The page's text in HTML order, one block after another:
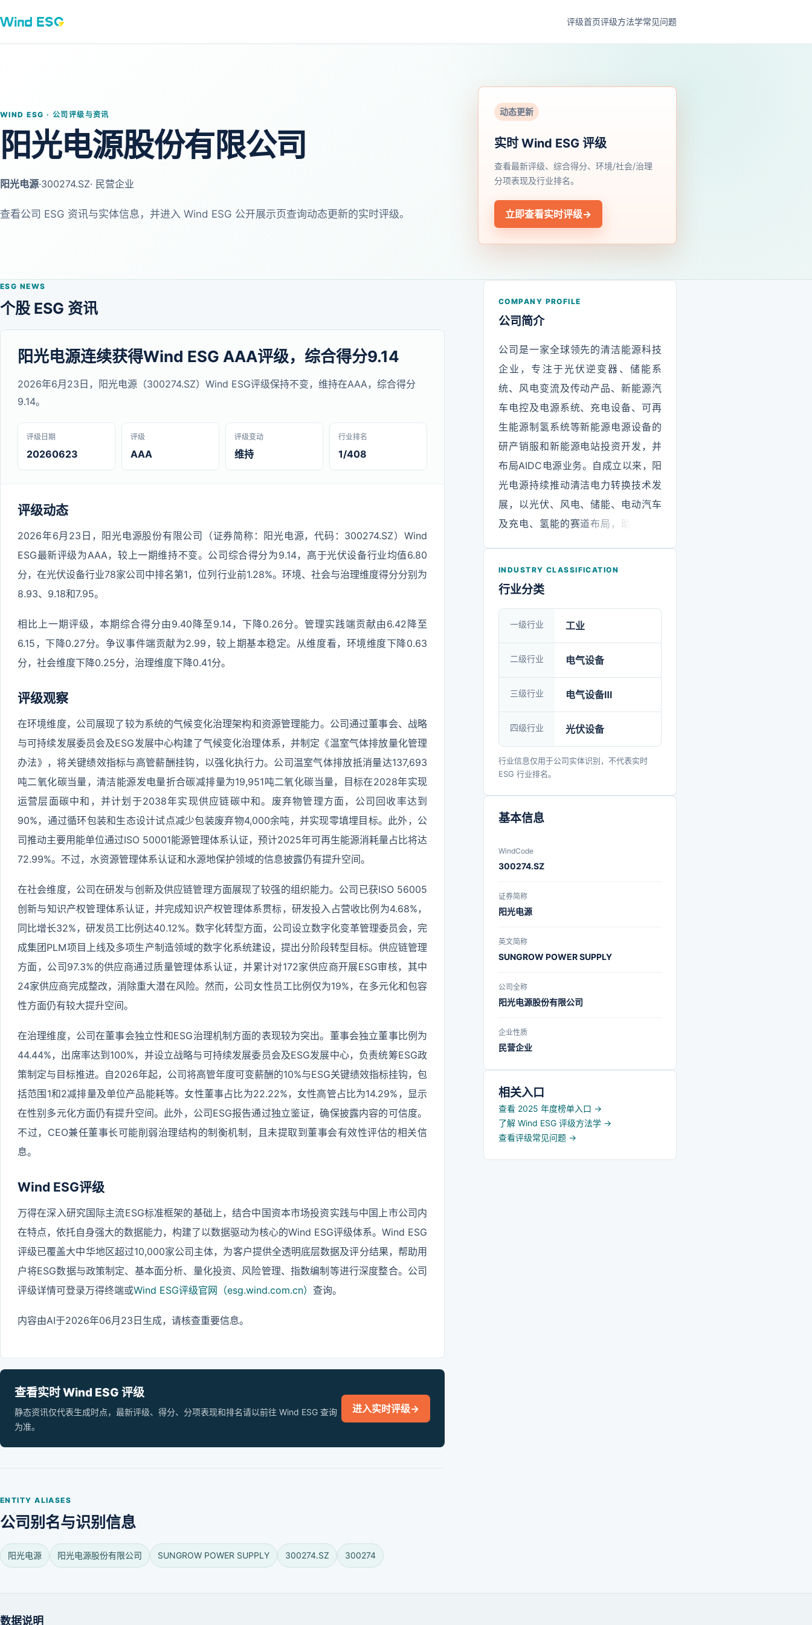
评级首页评级方法学常见问题
WIND ESG · 公司评级与资讯
阳光电源股份有限公司
阳光电源·300274.SZ· 民营企业
查看公司 ESG 资讯与实体信息，并进入 Wind ESG 公开展示页查询动态更新的实时评级。
动态更新
实时 Wind ESG 评级
查看最新评级、综合得分、环境/社会/治理
分项表现及行业排名。
立即查看实时评级→
ESG NEWS
个股 ESG 资讯
阳光电源连续获得Wind ESG AAA评级，综合得分9.14
2026年6月23日，阳光电源（300274.SZ）Wind ESG评级保持不变，维持在AAA，综合得分
9.14。
评级日期
20260623
评级
AAA
评级变动
维持
行业排名
1/408
评级动态
2026年6月23日，阳光电源股份有限公司（证券简称：阳光电源，代码：300274.SZ）Wind
ESG最新评级为AAA，较上一期维持不变。公司综合得分为9.14，高于光伏设备行业均值6.80
分，在光伏设备行业78家公司中排名第1，位列行业前1.28%。环境、社会与治理维度得分分别为
8.93、9.18和7.95。
相比上一期评级，本期综合得分由9.40降至9.14，下降0.26分。管理实践端贡献由6.42降至
6.15，下降0.27分。争议事件端贡献为2.99，较上期基本稳定。从维度看，环境维度下降0.63
分，社会维度下降0.25分，治理维度下降0.41分。
评级观察
在环境维度，公司展现了较为系统的气候变化治理架构和资源管理能力。公司通过董事会、战略
与可持续发展委员会及ESG发展中心构建了气候变化治理体系，并制定《温室气体排放量化管理
办法》，将关键绩效指标与高管薪酬挂钩，以强化执行力。公司温室气体排放抵消量达137,693
吨二氧化碳当量，清洁能源发电量折合碳减排量为19,951吨二氧化碳当量，目标在2028年实现
运营层面碳中和，并计划于2038年实现供应链碳中和。废弃物管理方面，公司回收率达到
90%，通过循环包装和生态设计试点减少包装废弃物4,000余吨，并实现零填埋目标。此外，公
司推动主要用能单位通过ISO 50001能源管理体系认证，预计2025年可再生能源消耗量占比将达
72.99%。不过，水资源管理体系认证和水源地保护领域的信息披露仍有提升空间。
在社会维度，公司在研发与创新及供应链管理方面展现了较强的组织能力。公司已获ISO 56005
创新与知识产权管理体系认证，并完成知识产权管理体系贯标，研发投入占营收比例为4.68%，
同比增长32%，研发员工比例达40.12%。数字化转型方面，公司设立数字化变革管理委员会，完
成集团PLM项目上线及多项生产制造领域的数字化系统建设，提出分阶段转型目标。供应链管理
方面，公司97.3%的供应商通过质量管理体系认证，并累计对172家供应商开展ESG审核，其中
24家供应商完成整改，消除重大潜在风险。然而，公司女性员工比例仅为19%，在多元化和包容
性方面仍有较大提升空间。
在治理维度，公司在董事会独立性和ESG治理机制方面的表现较为突出。董事会独立董事比例为
44.44%，出席率达到100%，并设立战略与可持续发展委员会及ESG发展中心，负责统筹ESG政
策制定与目标推进。自2026年起，公司将高管年度可变薪酬的10%与ESG关键绩效指标挂钩，包
括范围1和2减排量及单位产品能耗等。女性董事占比为22.22%，女性高管占比为14.29%，显示
在性别多元化方面仍有提升空间。此外，公司ESG报告通过独立鉴证，确保披露内容的可信度。
不过，CEO兼任董事长可能削弱治理结构的制衡机制，且未提取到董事会有效性评估的相关信
息。
Wind ESG评级
万得在深入研究国际主流ESG标准框架的基础上，结合中国资本市场投资实践与中国上市公司内
在特点，依托自身强大的数据能力，构建了以数据驱动为核心的Wind ESG评级体系。Wind ESG
评级已覆盖大中华地区超过10,000家公司主体，为客户提供全透明底层数据及评分结果，帮助用
户将ESG数据与政策制定、基本面分析、量化投资、风险管理、指数编制等进行深度整合。公司
评级详情可登录万得终端或Wind ESG评级官网（esg.wind.com.cn） 查询。
内容由AI于2026年06月23日生成，请核查重要信息。
查看实时 Wind ESG 评级
静态资讯仅代表生成时点，最新评级、得分、分项表现和排名请以前往 Wind ESG 查询
为准。
进入实时评级→
ENTITY ALIASES
公司别名与识别信息
阳光电源 阳光电源股份有限公司 SUNGROW POWER SUPPLY 300274.SZ 300274
COMPANY PROFILE
公司简介
公司是一家全球领先的清洁能源科技
企业，专注于光伏逆变器、储能系
统、风电变流及传动产品、新能源汽
车电控及电源系统、充电设备、可再
生能源制氢系统等新能源电源设备的
研产销服和新能源电站投资开发，并
布局AIDC电源业务。自成立以来，阳
光电源持续推动清洁电力转换技术发
展，以光伏、风电、储能、电动汽车
及充电、氢能的赛道布局，助力清洁
公司已在全球100多个国家和地区开展
局四大制造基地和七大研发中心，核
心产品光伏逆变器、储能系统累计出
货量保持全球领先。截至2025年12月
底，在全球市场已累计实现电力电子
转换设备装机超1000GW，携手客户
光电源坚持以市场需求为导向、以技
术创新作为企业发展的动力源，培育
了一支研发经验丰富、自主创新能力
较强的专业研发队伍。当前研发技术
人员占比40%，累计申请专利超11000
主核心技术的企业之一。公司先后荣
获“全球新能源企业500强”“福布斯中
国创新力企业50强”“德勤中国卓越管
理企业”“全球化企业最佳雇主品牌”
INDUSTRY CLASSIFICATION
行业分类
一级行业 工业
二级行业 电气设备
三级行业 电气设备Ⅲ
四级行业 光伏设备
行业信息仅用于公司实体识别，不代表实时
ESG 行业排名。
基本信息
WindCode
300274.SZ
证券简称
阳光电源
英文简称
SUNGROW POWER SUPPLY
公司全称
阳光电源股份有限公司
企业性质
民营企业
相关入口
查看 2025 年度榜单入口 →
了解 Wind ESG 评级方法学 →
查看评级常见问题 →
数据说明